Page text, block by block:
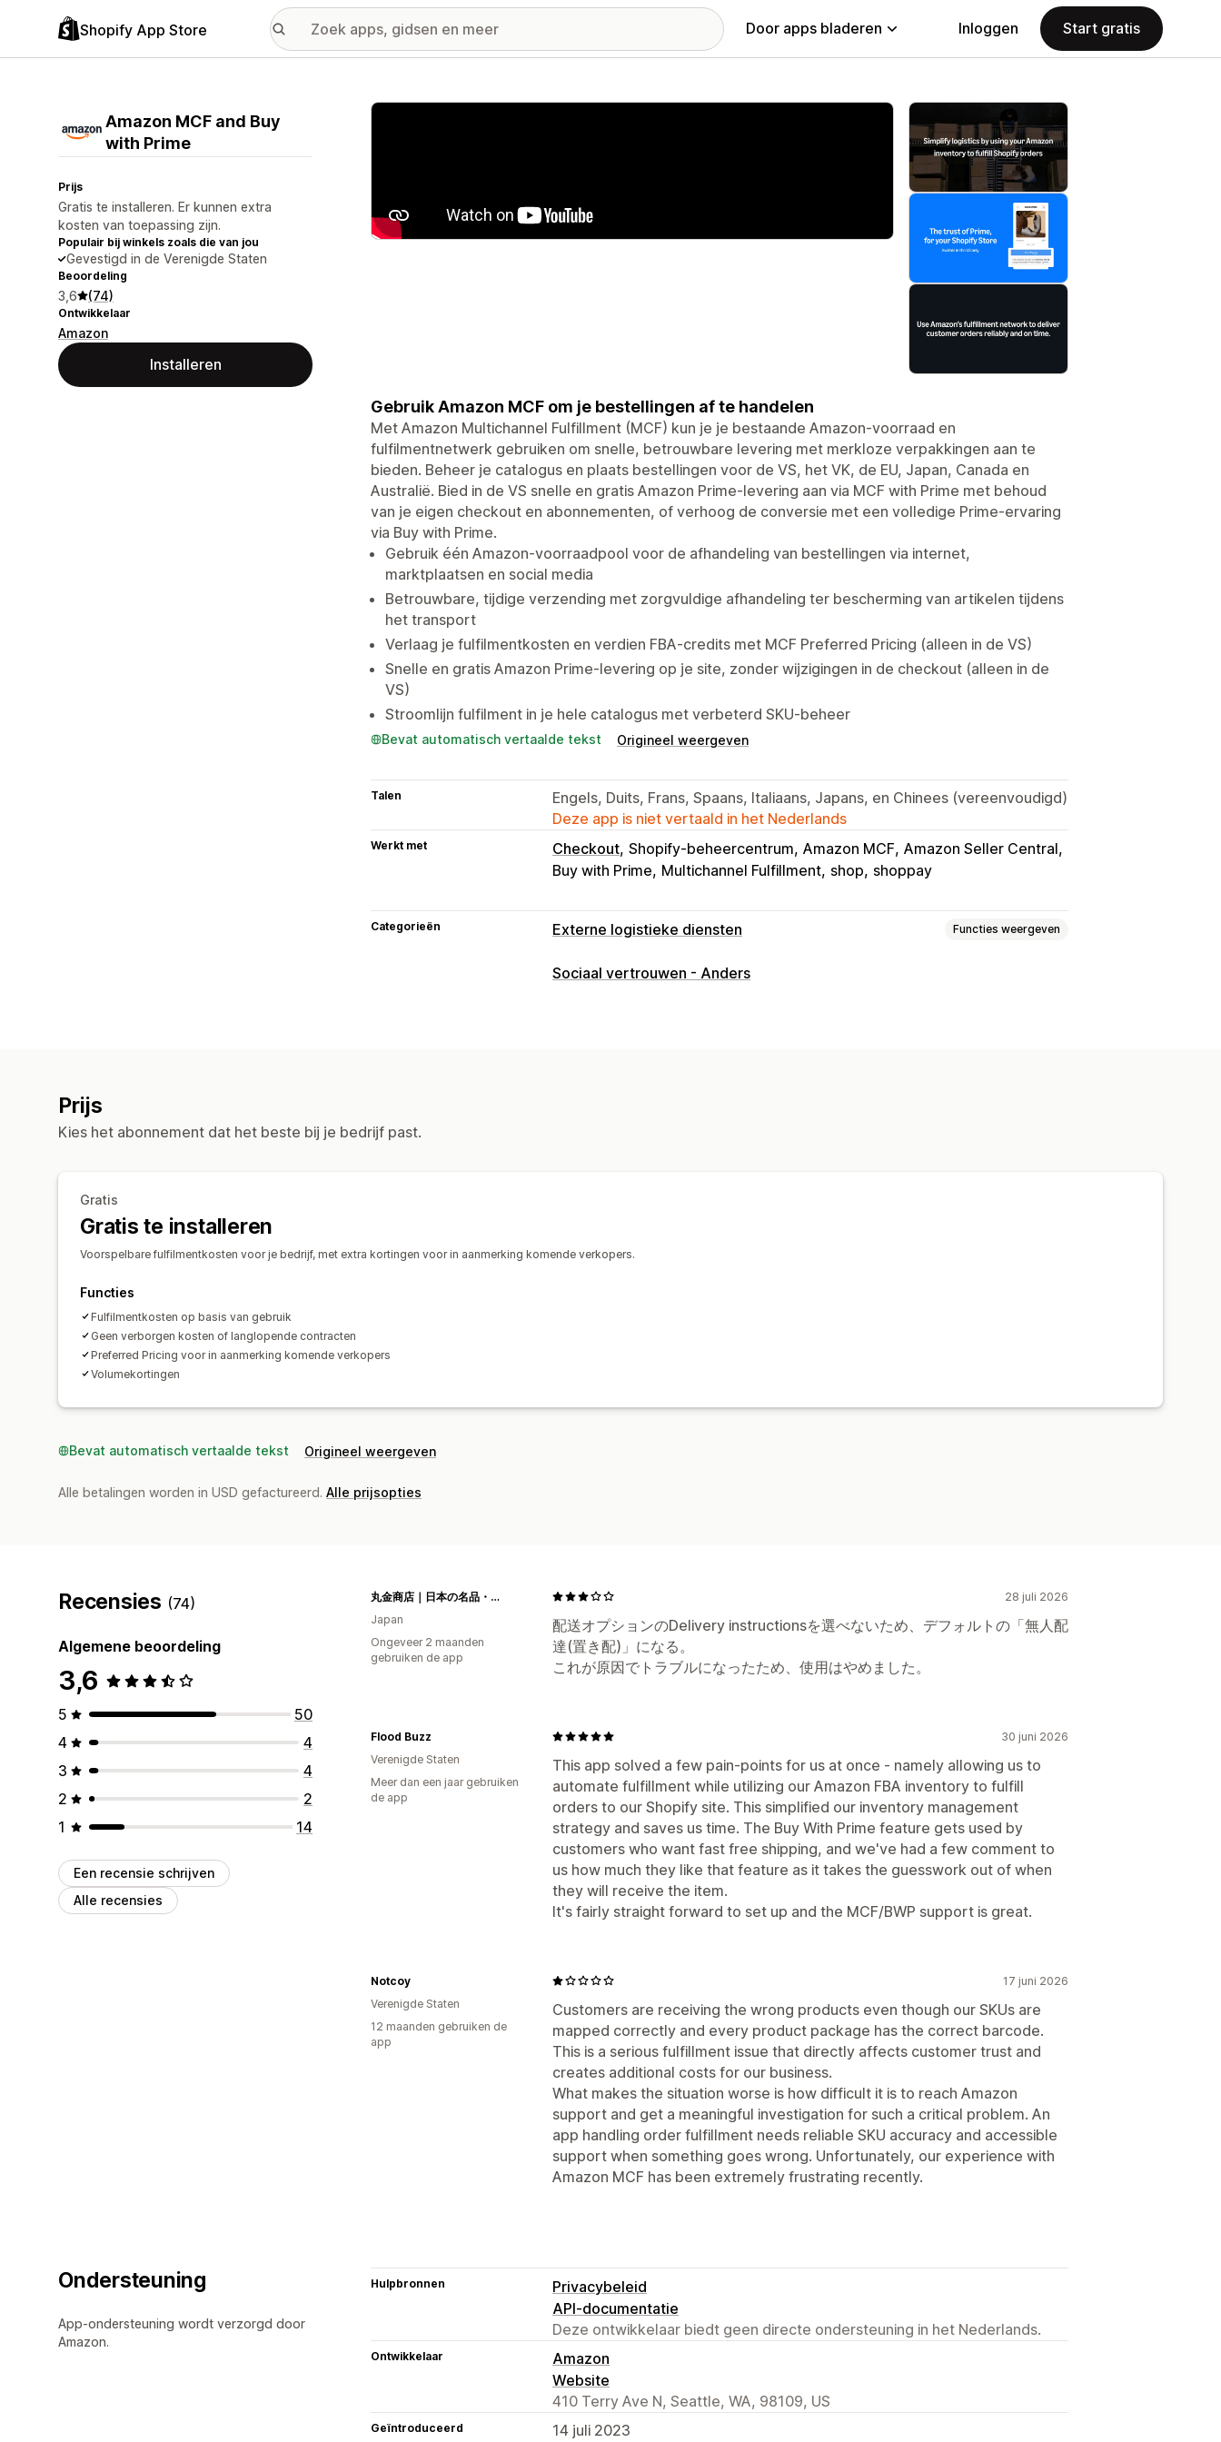
Shopify App Store Door apps bladeren Inloggen Start gratis
Amazon MCF and Buy
with Prime
Prijs
Gratis te installeren. Er kunnen extra
kosten van toepassing zijn.
Populair bij winkels zoals die van jou
Gevestigd in de Verenigde Staten
Beoordeling
3,6 (74)
Ontwikkelaar
Amazon
Installeren
Galerij met uitgelichte afbeeldingen
Gebruik Amazon MCF om je bestellingen af te handelen
Met Amazon Multichannel Fulfillment (MCF) kun je je bestaande Amazon-voorraad en
fulfilmentnetwerk gebruiken om snelle, betrouwbare levering met merkloze verpakkingen aan te
bieden. Beheer je catalogus en plaats bestellingen voor de VS, het VK, de EU, Japan, Canada en
Australië. Bied in de VS snelle en gratis Amazon Prime-levering aan via MCF with Prime met behoud
van je eigen checkout en abonnementen, of verhoog de conversie met een volledige Prime-ervaring
via Buy with Prime.
Gebruik één Amazon-voorraadpool voor de afhandeling van bestellingen via internet,
marktplaatsen en social media
Betrouwbare, tijdige verzending met zorgvuldige afhandeling ter bescherming van artikelen tijdens
het transport
Verlaag je fulfilmentkosten en verdien FBA-credits met MCF Preferred Pricing (alleen in de VS)
Snelle en gratis Amazon Prime-levering op je site, zonder wijzigingen in de checkout (alleen in de
VS)
Stroomlijn fulfilment in je hele catalogus met verbeterd SKU-beheer
Bevat automatisch vertaalde tekst Origineel weergeven
Talen
Engels, Duits, Frans, Spaans, Italiaans, Japans, en Chinees (vereenvoudigd)
Deze app is niet vertaald in het Nederlands
Werkt met Checkout Shopify-beheercentrum Amazon MCF Amazon Seller Central
Buy with Prime Multichannel Fulfillment shop shoppay
Categorieën Externe logistieke diensten Functies weergeven
Bestellingenbeheer
Sociaal vertrouwen - Anders
Prijs
Kies het abonnement dat het beste bij je bedrijf past.
Gratis
Gratis te installeren
Voorspelbare fulfilmentkosten voor je bedrijf, met extra kortingen voor in aanmerking komende verkopers.
Functies
Fulfilmentkosten op basis van gebruik
Geen verborgen kosten of langlopende contracten
Preferred Pricing voor in aanmerking komende verkopers
Volumekortingen
Bevat automatisch vertaalde tekst Origineel weergeven
Alle betalingen worden in USD gefactureerd. Alle prijsopties
Recensies (74)
Algemene beoordeling
3,6
5
50
4
4
3
4
2
2
1
14
Een recensie schrijven
Alle recensies
28 juli 2026
配送オプションのDelivery instructionsを選べないため、デフォルトの「無人配
達(置き配)」になる。
これが原因でトラブルになったため、使用はやめました。
丸金商店｜日本の名品・メイドインジャパン商品をお届け
Japan
Ongeveer 2 maanden
gebruiken de app
30 juni 2026
This app solved a few pain-points for us at once - namely allowing us to
automate fulfillment while utilizing our Amazon FBA inventory to fulfill
orders to our Shopify site. This simplified our inventory management
strategy and saves us time. The Buy With Prime feature gets used by
customers who want fast free shipping, and we've had a few comment to
us how much they like that feature as it takes the guesswork out of when
they will receive the item.
It's fairly straight forward to set up and the MCF/BWP support is great.
Flood Buzz
Verenigde Staten
Meer dan een jaar gebruiken
de app
17 juni 2026
Customers are receiving the wrong products even though our SKUs are
mapped correctly and every product package has the correct barcode.
This is a serious fulfillment issue that directly affects customer trust and
creates additional costs for our business.
What makes the situation worse is how difficult it is to reach Amazon
support and get a meaningful investigation for such a critical problem. An
app handling order fulfillment needs reliable SKU accuracy and accessible
support when something goes wrong. Unfortunately, our experience with
Amazon MCF has been extremely frustrating recently.
Notcoy
Verenigde Staten
12 maanden gebruiken de
app
Ondersteuning
App-ondersteuning wordt verzorgd door
Amazon.
Hulpbronnen
Privacybeleid
API-documentatie
Deze ontwikkelaar biedt geen directe ondersteuning in het Nederlands.
Ontwikkelaar
Amazon
Website
410 Terry Ave N, Seattle, WA, 98109, US
Geïntroduceerd 14 juli 2023